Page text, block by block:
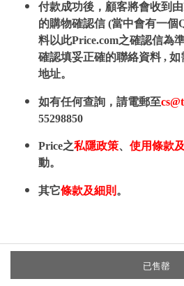
已售罄
付款成功後，顧客將會收到
的購物確認信 (當中會有一個
料以此Price.com之確認信為
確認填妥正確的聯絡資料 ,
地址。
如有任何查詢，請電郵至
55298850
Price之私隱政策、 使用條款
動。
其它條款及細則 。